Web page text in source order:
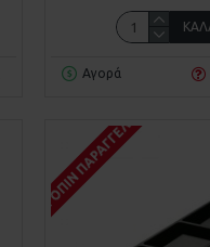
Αγορά
ΚΑΤΌΠΙΝ ΠΑΡΑΓΓΕΛΊΑΣ